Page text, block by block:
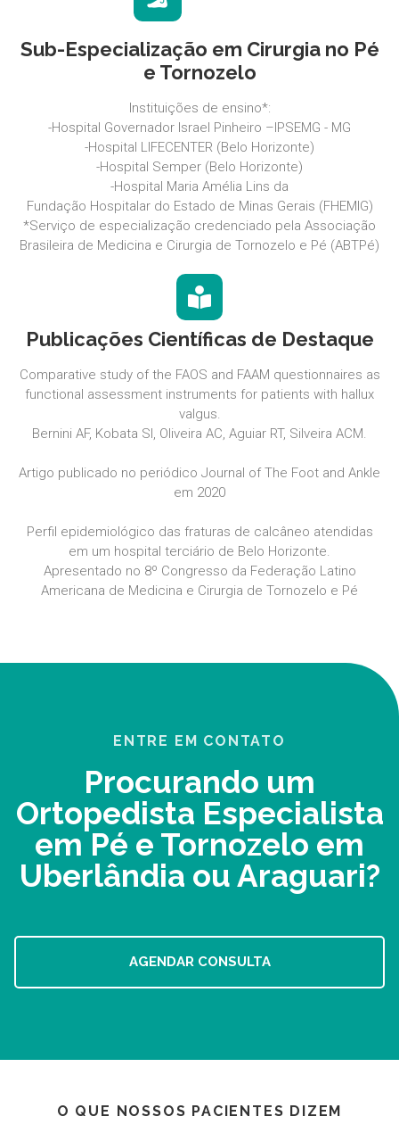
Sub-Especialização em Cirurgia no Pé
e Tornozelo
Instituições de ensino*:
-Hospital Governador Israel Pinheiro –IPSEMG - MG
-Hospital LIFECENTER (Belo Horizonte)
-Hospital Semper (Belo Horizonte)
-Hospital Maria Amélia Lins da
Fundação Hospitalar do Estado de Minas Gerais (FHEMIG)
*Serviço de especialização credenciado pela Associação
Brasileira de Medicina e Cirurgia de Tornozelo e Pé (ABTPé)
Publicações Científicas de Destaque
Comparative study of the FAOS and FAAM questionnaires as
functional assessment instruments for patients with hallux
valgus.
Bernini AF, Kobata SI, Oliveira AC, Aguiar RT, Silveira ACM.
Artigo publicado no periódico Journal of The Foot and Ankle
em 2020
Perfil epidemiológico das fraturas de calcâneo atendidas
em um hospital terciário de Belo Horizonte.
Apresentado no 8º Congresso da Federação Latino
Americana de Medicina e Cirurgia de Tornozelo e Pé
ENTRE EM CONTATO
Procurando um
Ortopedista Especialista
em Pé e Tornozelo em
Uberlândia ou Araguari?
AGENDAR CONSULTA
O QUE NOSSOS PACIENTES DIZEM